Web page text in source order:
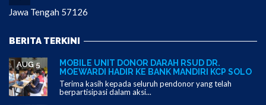
Jawa Tengah 57126
BERITA TERKINI
MOBILE UNIT DONOR DARAH RSUD DR.
MOEWARDI HADIR KE BANK MANDIRI KCP SOLO
AUG 5
Terima kasih kepada seluruh pendonor yang telah
berpartisipasi dalam aksi...